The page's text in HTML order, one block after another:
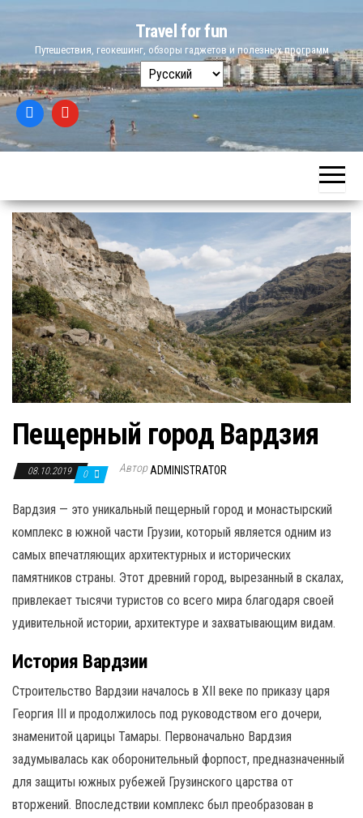
content
Travel for fun
Путешествия, геокешинг, обзоры гаджетов и полезных программ
Выбрать
язык
Пещерный город Вардзия
08.10.2019 0 АвторADMINISTRATOR
Вардзия — это уникальный пещерный город и монастырский
комплекс в южной части Грузии, который является одним из
самых впечатляющих архитектурных и исторических
памятников страны. Этот древний город, вырезанный в скалах,
привлекает тысячи туристов со всего мира благодаря своей
удивительной истории, архитектуре и захватывающим видам.
История Вардзии
Строительство Вардзии началось в XII веке по приказу царя
Георгия III и продолжилось под руководством его дочери,
знаменитой царицы Тамары. Первоначально Вардзия
задумывалась как оборонительный форпост, предназначенный
для защиты южных рубежей Грузинского царства от
вторжений. Впоследствии комплекс был преобразован в